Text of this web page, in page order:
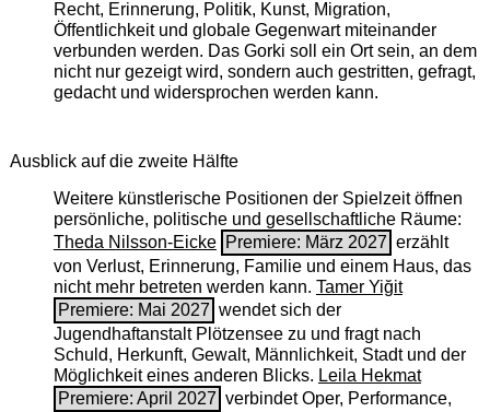
Recht, Erinnerung, Politik, Kunst, Migration,
Öffentlichkeit und globale Gegenwart miteinander
verbunden werden. Das Gorki soll ein Ort sein, an dem
nicht nur gezeigt wird, sondern auch gestritten, gefragt,
gedacht und widersprochen werden kann.
Ausblick auf die zweite Hälfte
Weitere künstlerische Positionen der Spielzeit öffnen
persönliche, politische und gesellschaftliche Räume:
Theda Nilsson-Eicke Premiere: März 2027 erzählt
von Verlust, Erinnerung, Familie und einem Haus, das
nicht mehr betreten werden kann. Tamer Yiğit
Premiere: Mai 2027 wendet sich der
Jugendhaftanstalt Plötzensee zu und fragt nach
Schuld, Herkunft, Gewalt, Männlichkeit, Stadt und der
Möglichkeit eines anderen Blicks. Leila Hekmat
Premiere: April 2027 verbindet Oper, Performance,